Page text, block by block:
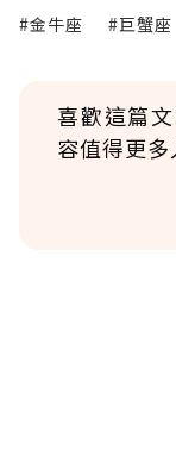
#金牛座 #巨蟹座
喜歡這篇
容值得更多